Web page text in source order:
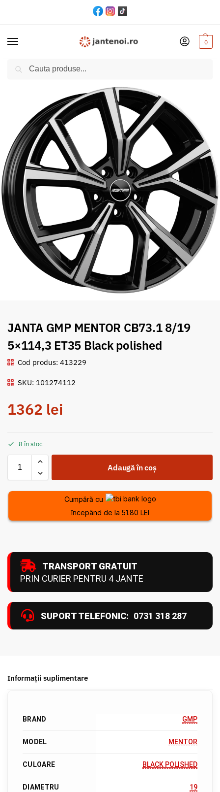
0
Acasă Jante / JANTA GMP MENTOR CB73.1 8/19 5×114,3 ET35 Black polished
JANTA GMP MENTOR CB73.1 8/19
5×114,3 ET35 Black polished
Cod produs: 413229
SKU: 101274112
1362 lei
8 în stoc
Adaugă în coș
Cumpără cu
începând de la 51.80 LEI
TRANSPORT GRATUIT
PRIN CURIER PENTRU 4 JANTE
SUPORT TELEFONIC: 0731 318 287
Informații suplimentare
BRAND GMP
MODEL MENTOR
CULOARE BLACK POLISHED
DIAMETRU 19